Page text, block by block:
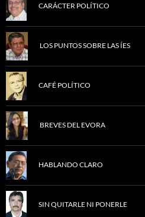
CARÁCTER POLÍTICO
LOS PUNTOS SOBRE LAS ÍES
CAFÉ POLÍTICO
BREVES DEL EVORA
HABLANDO CLARO
SIN QUITARLE NI PONERLE